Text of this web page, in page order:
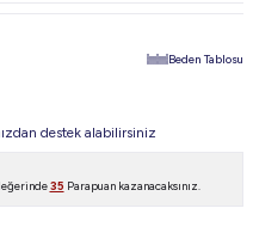
Beden Tablosu
destek alabilirsiniz
35 Parapuan kazanacaksınız.